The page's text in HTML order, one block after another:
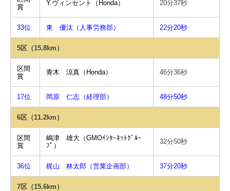
賞
Y.ヴィンセント（Honda） 20分37秒
33位 東 優汰（人事労務部） 22分20秒
5区（15.8km）
区間
賞
青木 涼真（Honda） 46分36秒
17位 岡原 仁志（経理部） 48分50秒
6区（11.2km）
区間
賞
嶋津 雄大（GMOｲﾝﾀｰﾈｯﾄｸﾞﾙｰ
ﾌﾟ）
32分50秒
36位 梶山 林太郎（営業企画部） 37分20秒
7区（15.6km）